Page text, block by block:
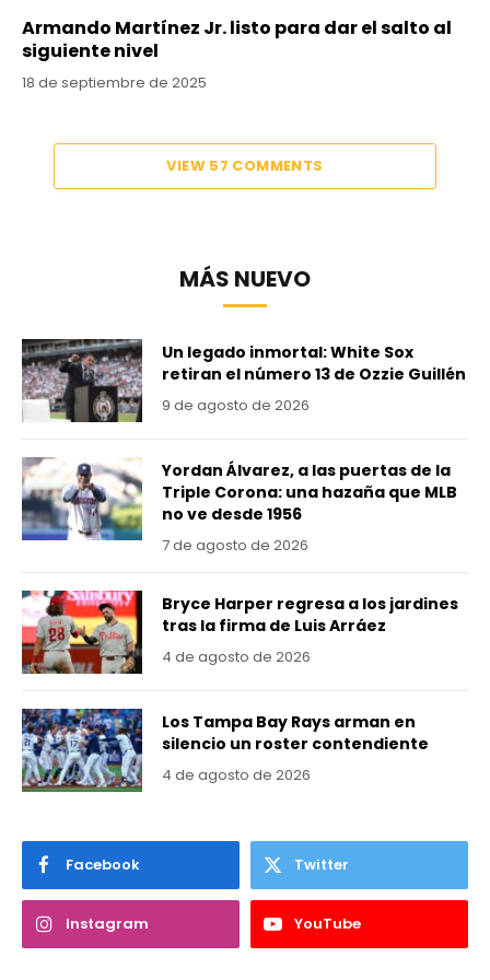
Armando Martínez Jr. listo para dar el salto al
siguiente nivel
18 de septiembre de 2025
VIEW 57 COMMENTS
MÁS NUEVO
Un legado inmortal: White Sox
retiran el número 13 de Ozzie Guillén
9 de agosto de 2026
Yordan Álvarez, a las puertas de la
Triple Corona: una hazaña que MLB
no ve desde 1956
7 de agosto de 2026
Bryce Harper regresa a los jardines
tras la firma de Luis Arráez
4 de agosto de 2026
Los Tampa Bay Rays arman en
silencio un roster contendiente
4 de agosto de 2026
Facebook Twitter
Instagram YouTube